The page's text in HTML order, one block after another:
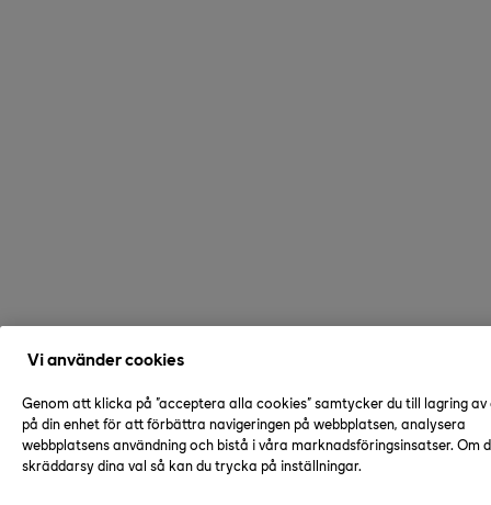
Vi använder cookies
Genom att klicka på "acceptera alla cookies" samtycker du till lagring av
på din enhet för att förbättra navigeringen på webbplatsen, analysera
webbplatsens användning och bistå i våra marknadsföringsinsatser. Om
skräddarsy dina val så kan du trycka på inställningar.